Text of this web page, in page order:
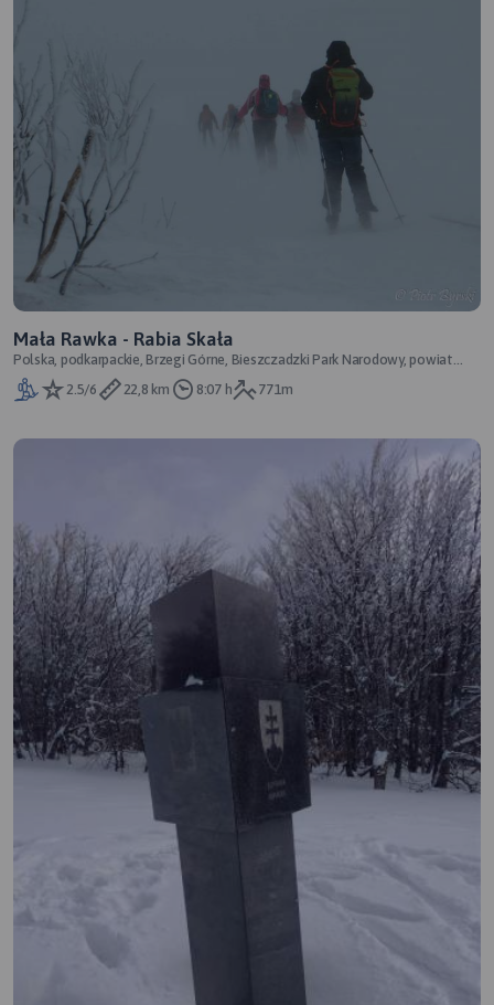
Mała Rawka - Rabia Skała
Polska, podkarpackie, Brzegi Górne, Bieszczadzki Park Narodowy, powiat
bieszczadzki, Bieszczady Zach
2.5/6
22,8 km 8:07 h 771m